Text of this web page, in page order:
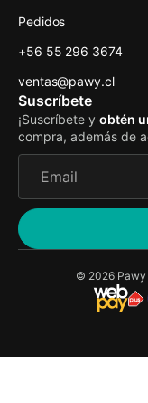
Pedidos
+56 55 296 3674
ventas@pawy.cl
Suscríbete
¡Suscríbete y obtén
compra, además de
© 2026 Pawy